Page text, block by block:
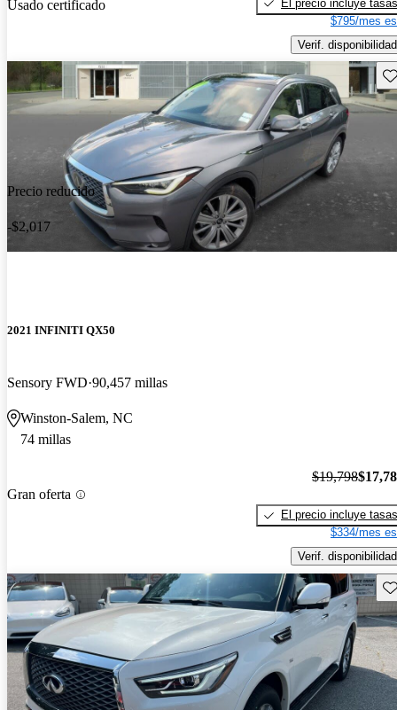
Usado certificado
El precio incluye tasas
$795/mes
Verif. disponibilidad
Precio reducido
-$2,017
2021 INFINITI QX50
Sensory FWD 90,457 millas
Winston-Salem, NC
74 millas
Gran oferta
$19,798
El precio incluye tasas
$334/mes
Verif. disponibilidad